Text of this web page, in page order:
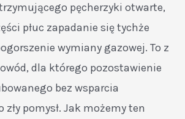
pęcherzyki otwarte,
płuc zapadanie się tychże
wymiany gazowej. To z
dla którego pozostawienie
bez wsparcia
pomysł. Jak możemy ten